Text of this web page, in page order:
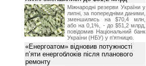
Міжнародні резерви України у
липні, за попередніми даними,
зменшились на $70,4 млн,
або на 0,1%, - до $51,2 млрд,
повідомив Національний банк
України (НБУ) у п'ятницю.
«Енергоатом» відновив потужності
п’яти енергоблоків після планового
ремонту